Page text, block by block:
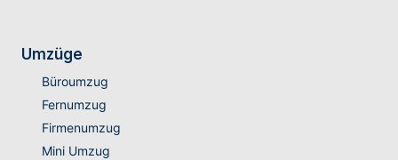
Umzüge
Büroumzug
Fernumzug
Firmenumzug
Mini Umzug